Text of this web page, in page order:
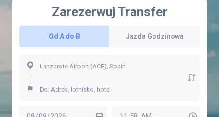
Zarezerwuj Transfer
Od A do B Jazda Godzinowa